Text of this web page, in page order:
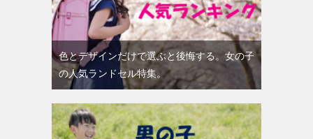
色とデザインだけで選ぶと後悔する。女の子
の人気ランドセル特集。